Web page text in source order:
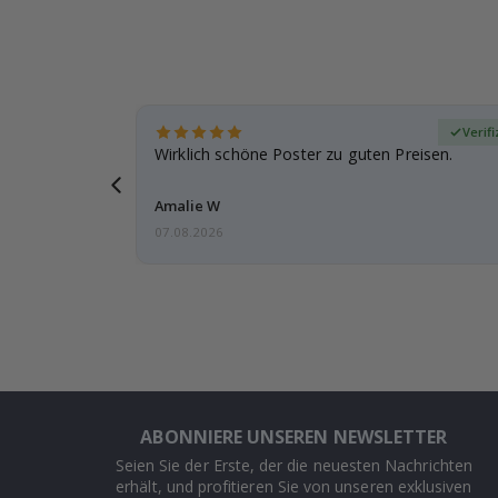
Wirklich schöne Poster zu guten Preisen.
Amalie W
07.08.2026
ABONNIERE UNSEREN NEWSLETTER
Seien Sie der Erste, der die neuesten Nachrichten
erhält, und profitieren Sie von unseren exklusiven